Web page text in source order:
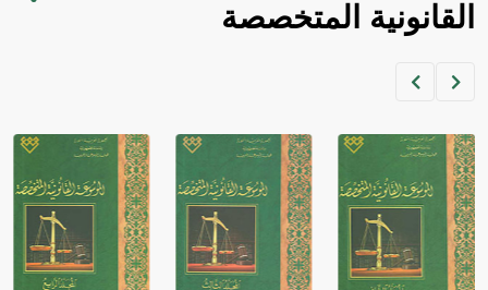
القانونية المتخصصة